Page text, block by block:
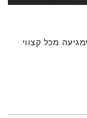
מכל קצווי